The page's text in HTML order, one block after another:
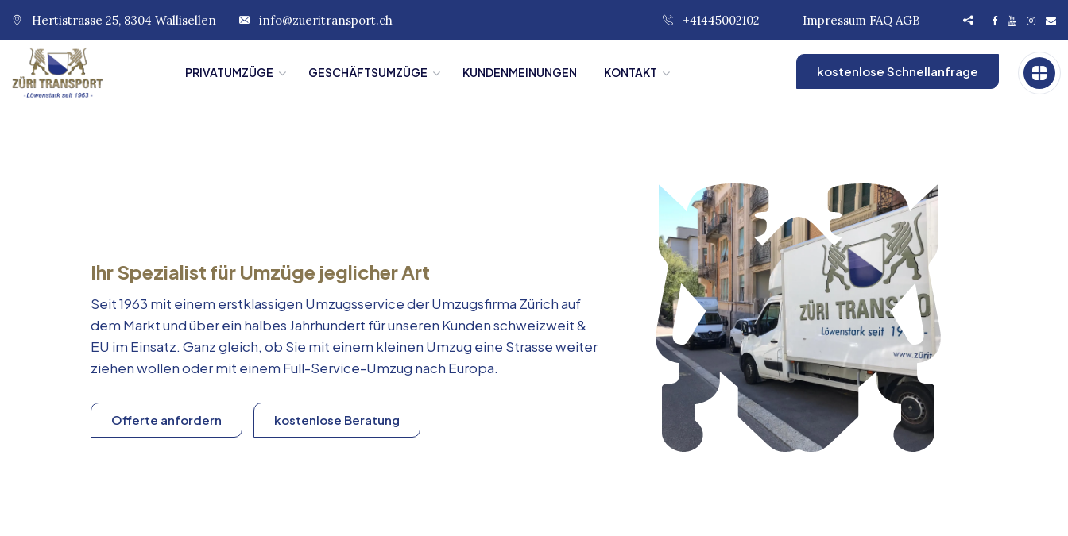
Hertistrasse 25, 8304 Wallisellen info@zueritransport.ch +41445002102 Impressum FAQ AGB
PRIVATUMZÜGE GESCHÄFTSUMZÜGE KUNDENMEINUNGEN KONTAKT kostenlose Schnellanfrage
Ihr Spezialist für Umzüge jeglicher Art
Seit 1963 mit einem erstklassigen Umzugsservice der Umzugsfirma Zürich auf
dem Markt und über ein halbes Jahrhundert für unseren Kunden schweizweit &
EU im Einsatz. Ganz gleich, ob Sie mit einem kleinen Umzug eine Strasse weiter
ziehen wollen oder mit einem Full-Service-Umzug nach Europa.
Offerte anfordern kostenlose Beratung